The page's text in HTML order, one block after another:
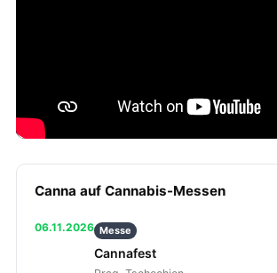
Canna auf Cannabis-Messen
06.11.2026 Messe
Cannafest